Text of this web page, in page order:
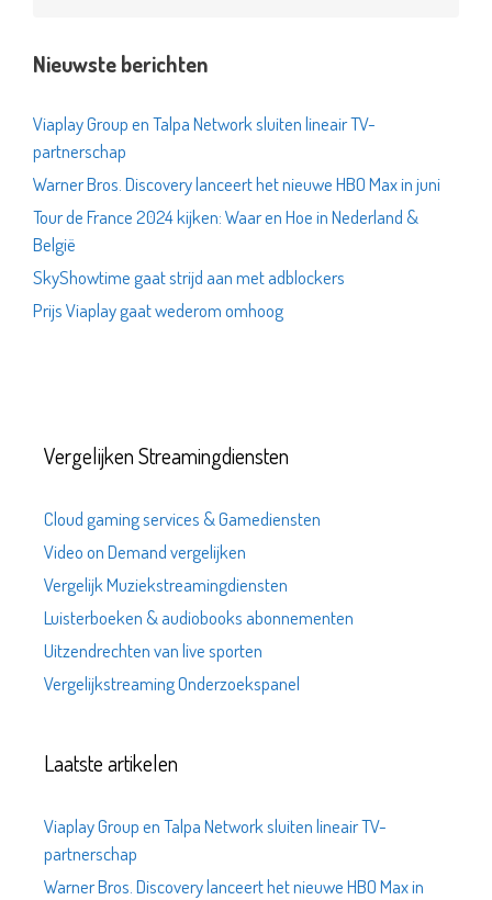
Nieuwste berichten
Viaplay Group en Talpa Network sluiten lineair TV-
partnerschap
Warner Bros. Discovery lanceert het nieuwe HBO Max in juni
Tour de France 2024 kijken: Waar en Hoe in Nederland &
België
SkyShowtime gaat strijd aan met adblockers
Prijs Viaplay gaat wederom omhoog
Vergelijken Streamingdiensten
Cloud gaming services & Gamediensten
Video on Demand vergelijken
Vergelijk Muziekstreamingdiensten
Luisterboeken & audiobooks abonnementen
Uitzendrechten van live sporten
Vergelijkstreaming Onderzoekspanel
Laatste artikelen
Viaplay Group en Talpa Network sluiten lineair TV-
partnerschap
Warner Bros. Discovery lanceert het nieuwe HBO Max in